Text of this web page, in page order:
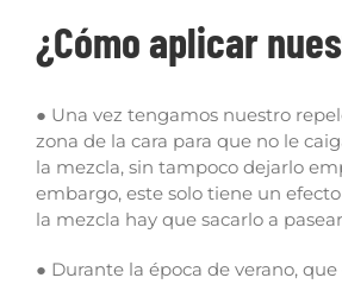
¿Cómo aplicar
● Una vez tengamos nuestro
zona de la cara para que no le
la mezcla, sin tampoco dejarlo
embargo, este solo tiene un
la mezcla hay que sacarlo a
● Durante la época de verano,